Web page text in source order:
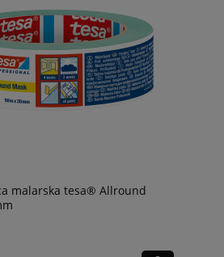
malarska tesa® Allround